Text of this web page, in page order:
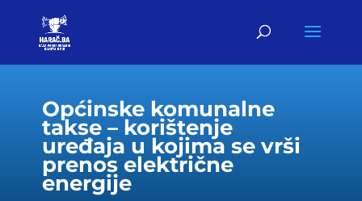
Općinske komunalne
takse – korištenje
uređaja u kojima se vrši
prenos električne
energije